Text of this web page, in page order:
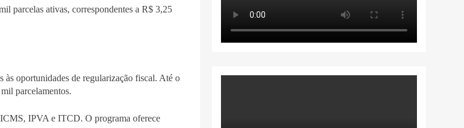
parcelas ativas, correspondentes a R$ 3,25
às oportunidades de regularização fiscal. Até o
parcelamentos.
IPVA e ITCD. O programa oferece